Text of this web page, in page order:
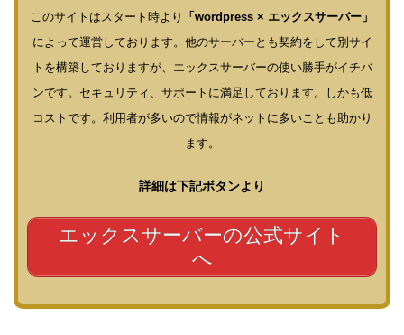
このサイトはスタート時より
「wordpress × エックスサーバー」
によって運営しております。他のサーバーとも契約をして別サイ
トを構築しておりますが、エックスサーバーの使い勝手がイチバ
ンです。セキュリティ、サポートに満足しております。しかも低
コストです。利用者が多いので情報がネットに多いことも助かり
ます。
詳細は下記ボタンより
エックスサーバーの公式サイト
へ